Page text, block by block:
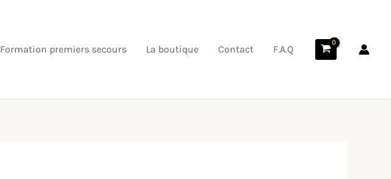
Formation premiers secours La boutique Contact F.A.Q